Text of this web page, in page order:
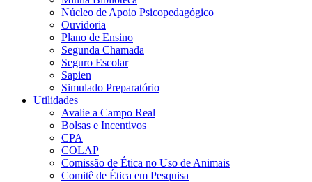
Núcleo de Apoio Psicopedagógico
Ouvidoria
Plano de Ensino
Segunda Chamada
Seguro Escolar
Sapien
Simulado Preparatório
Utilidades
Avalie a Campo Real
Bolsas e Incentivos
CPA
COLAP
Comissão de Ética no Uso de Animais
Comitê de Ética em Pesquisa